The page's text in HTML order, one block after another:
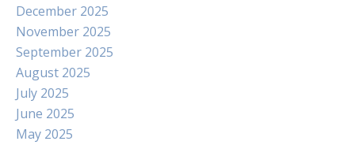
December 2025
November 2025
September 2025
August 2025
July 2025
June 2025
May 2025